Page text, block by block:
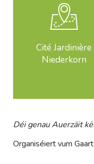
Cité Jardinière
Niederkorn
Déi genau Auerzäit
Organiséiert vum